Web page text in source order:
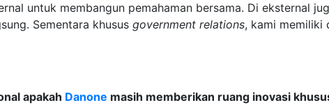
untuk membangun pemahaman bersama. Di eksternal
Sementara khusus government relations, kami memiliki
apakah Danone masih memberikan ruang inovasi